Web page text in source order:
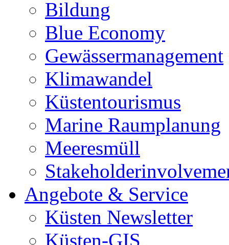
Bildung
Blue Economy
Gewässermanagement
Klimawandel
Küstentourismus
Marine Raumplanung
Meeresmüll
Angebote & Service
Küsten Newsletter
Küsten-GIS